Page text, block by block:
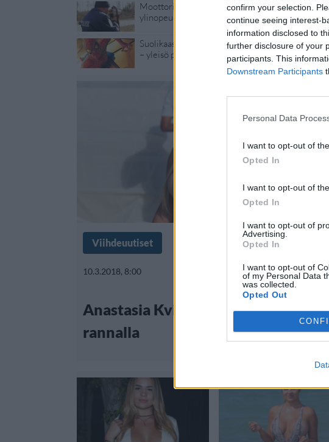
confirm your selection.
continue seeing interest-
information disclosed to
further disclosure of your
participants. This
Downstream Participants
Personal Data
I want to opt-out of
Opted In
I want to opt-out of
Opted In
I want to opt-out of
Advertising.
Opted In
I want to opt-out of
of my Personal Data
was collected.
Opted Out
Moottoripyöräilijä pakeni poliisia – tutkaan hurja
ylinopeus
Suolikaasun tuoksu levisi Spider-Man -
– yleisö poistui paikalta
Viihdeuutiset
10.3.2018, 8:00
Anastasia Kvitkon muhkeat kurvit
rannalla